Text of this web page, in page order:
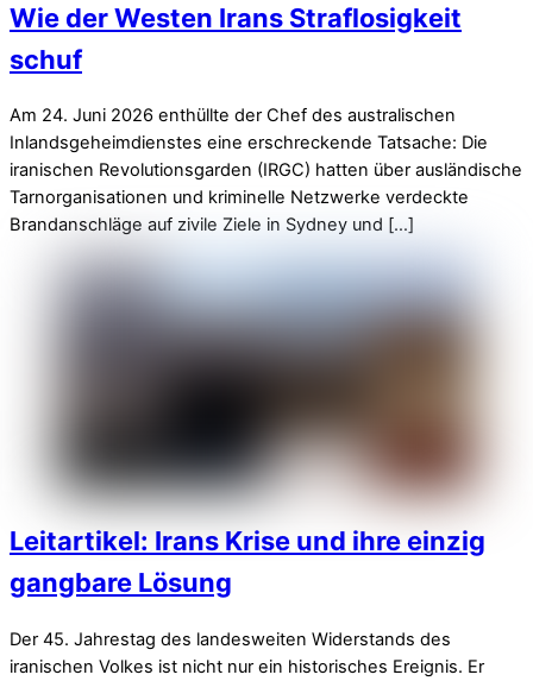
Wie der Westen Irans Straflosigkeit
schuf
Am 24. Juni 2026 enthüllte der Chef des australischen
Inlandsgeheimdienstes eine erschreckende Tatsache: Die
iranischen Revolutionsgarden (IRGC) hatten über ausländische
Tarnorganisationen und kriminelle Netzwerke verdeckte
Brandanschläge auf zivile Ziele in Sydney und […]
Leitartikel: Irans Krise und ihre einzig
gangbare Lösung
Der 45. Jahrestag des landesweiten Widerstands des
iranischen Volkes ist nicht nur ein historisches Ereignis. Er